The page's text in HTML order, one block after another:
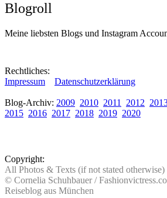
Blogroll
Meine liebsten Blogs und Instagram
Rechtliches:
Impressum
Datenschutzerklärung
Blog-Archiv: 2009 2010 2011 2012
2015 2016 2017 2018 2019 2020
Copyright:
All Photos & Texts (if not stated otherwise)
© Cornelia Schuhbauer /
Reiseblog aus München